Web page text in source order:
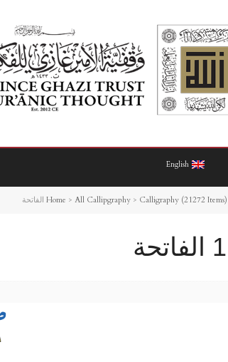
English
Home > All Callipgraphy > Calligraphy (21272 Items)